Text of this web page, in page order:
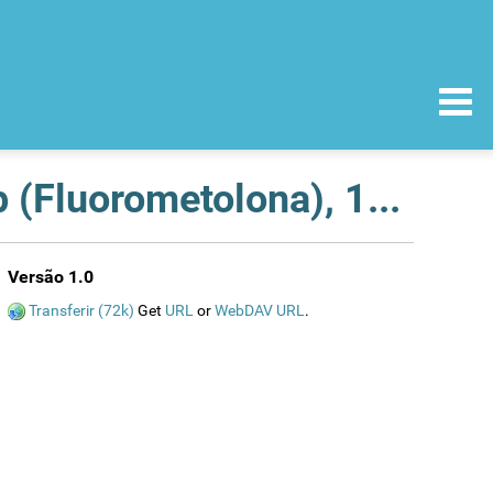
Recolha voluntária de lote do medicamento Flurop (Fluorometolona), 1 mg/ml, colírio
Versão 1.0
Transferir (72k) Get URL orWebDAV URL .